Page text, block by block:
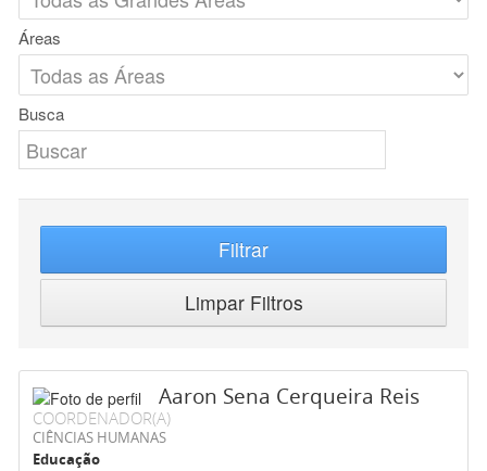
Áreas
Busca
Filtrar
Limpar Filtros
Aaron Sena Cerqueira Reis
COORDENADOR(A)
CIÊNCIAS HUMANAS
Educação